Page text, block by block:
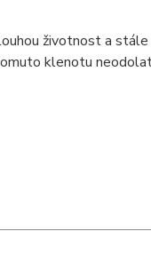
životnost a stále
klenotu